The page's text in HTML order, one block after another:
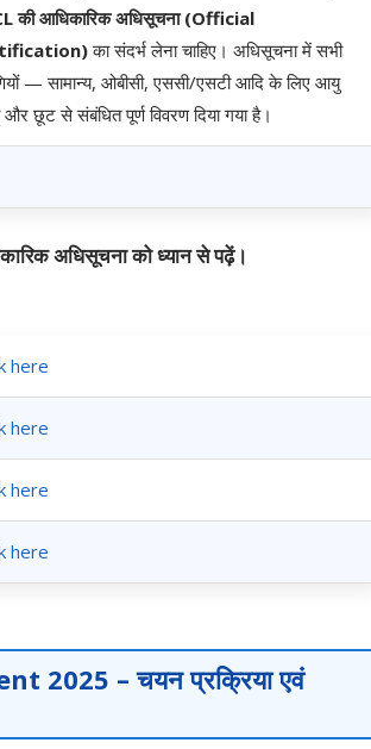
की आधिकारिक अधिसूचना (Official
का संदर्भ लेना चाहिए। अधिसूचना में सभी
— सामान्य, ओबीसी, एससी/एसटी आदि के लिए आयु
और छूट से संबंधित पूर्ण विवरण दिया गया है।
अधिसूचना को ध्यान से पढ़ें।
here
here
here
here
2025 – चयन प्रक्रिया एवं